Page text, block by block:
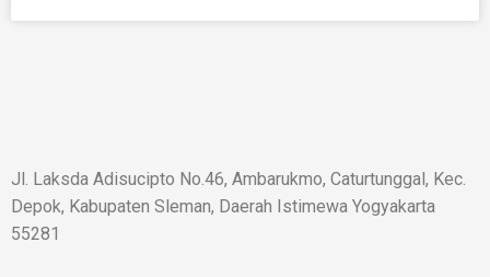
Jl. Laksda Adisucipto No.46, Ambarukmo, Caturtunggal, Kec.
Depok, Kabupaten Sleman, Daerah Istimewa Yogyakarta
55281